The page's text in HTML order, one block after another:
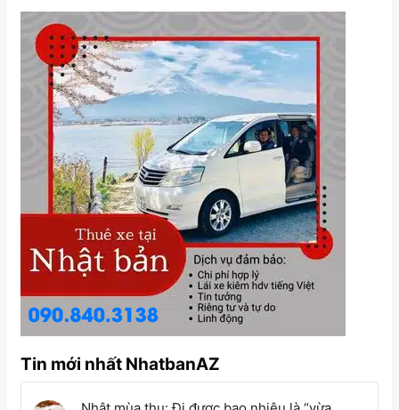
Tin mới nhất NhatbanAZ